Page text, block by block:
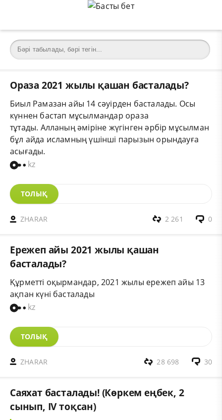
Ораза 2021 жылы қашан басталады?
Биыл Рамазан айы 14 сәуірден басталады. Осы
күннен бастап мұсылмандар ораза
тұтады. Алланың әміріне жүгінген әрбір мұсылман
бұл айда исламның үшінші парызын орындауға
асығады.
kz
ТОЛЫҚ
ZHARAR 0
2 261
Ережеп айы 2021 жылы қашан
басталады?
Құрметті оқырмандар, 2021 жылы ережеп айы 13
ақпан күні басталады
kz
ТОЛЫҚ
ZHARAR 30
28 698
Саяхат басталады! (Көркем еңбек, 2
сынып, IV тоқсан)